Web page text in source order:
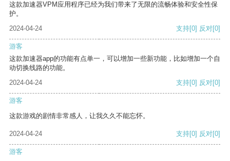
这款加速器VPM应用程序已经为我们带来了无限的流畅体验和安全性保
护。
2024-04-24
支持[0] 反对[0]
游客
这款加速器app的功能有点单一，可以增加一些新功能，比如增加一个自
动切换线路的功能。
2024-04-24
支持[0] 反对[0]
游客
这款游戏的剧情非常感人，让我久久不能忘怀。
2024-04-24 支持[0] 反对[0]
游客